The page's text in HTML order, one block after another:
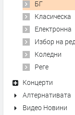
БГ
Класическа
Електронна
Избор на
Коледни
Реге
Концерти
Алтернативата
Видео Новини